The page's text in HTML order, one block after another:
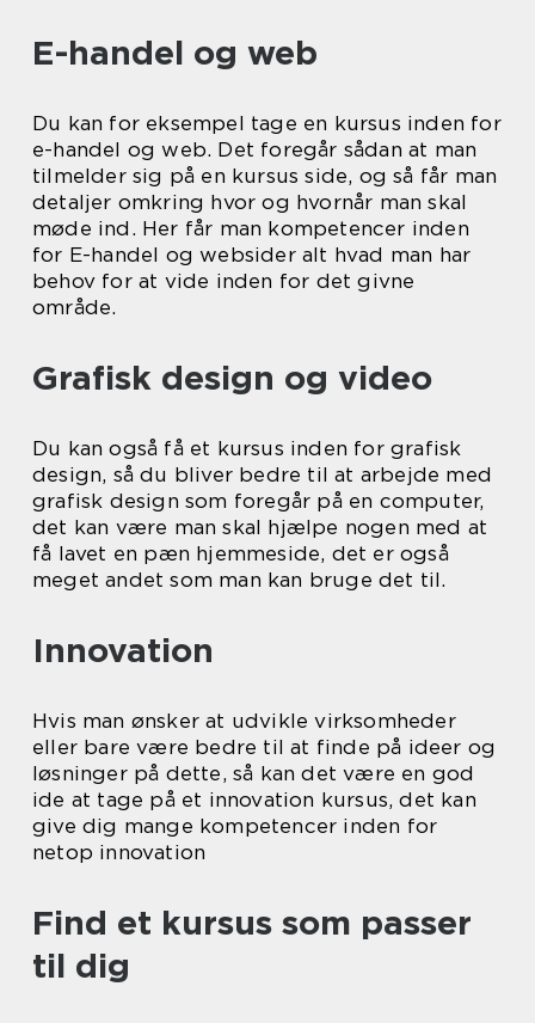
E-handel og web
Du kan for eksempel tage en kursus inden for
e-handel og web. Det foregår sådan at man
tilmelder sig på en kursus side, og så får man
detaljer omkring hvor og hvornår man skal
møde ind. Her får man kompetencer inden
for E-handel og websider alt hvad man har
behov for at vide inden for det givne
område.
Grafisk design og video
Du kan også få et kursus inden for grafisk
design, så du bliver bedre til at arbejde med
grafisk design som foregår på en computer,
det kan være man skal hjælpe nogen med at
få lavet en pæn hjemmeside, det er også
meget andet som man kan bruge det til.
Innovation
Hvis man ønsker at udvikle virksomheder
eller bare være bedre til at finde på ideer og
løsninger på dette, så kan det være en god
ide at tage på et innovation kursus, det kan
give dig mange kompetencer inden for
netop innovation
Find et kursus som passer
til dig